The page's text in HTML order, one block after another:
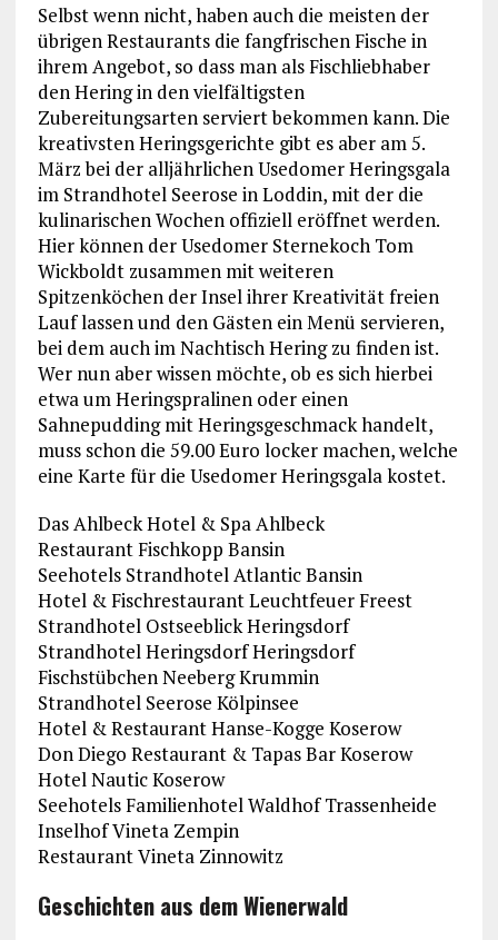
Selbst wenn nicht, haben auch die meisten der
übrigen Restaurants die fangfrischen Fische in
ihrem Angebot, so dass man als Fischliebhaber
den Hering in den vielfältigsten
Zubereitungsarten serviert bekommen kann. Die
kreativsten Heringsgerichte gibt es aber am 5.
März bei der alljährlichen Usedomer Heringsgala
im Strandhotel Seerose in Loddin, mit der die
kulinarischen Wochen offiziell eröffnet werden.
Hier können der Usedomer Sternekoch Tom
Wickboldt zusammen mit weiteren
Spitzenköchen der Insel ihrer Kreativität freien
Lauf lassen und den Gästen ein Menü servieren,
bei dem auch im Nachtisch Hering zu finden ist.
Wer nun aber wissen möchte, ob es sich hierbei
etwa um Heringspralinen oder einen
Sahnepudding mit Heringsgeschmack handelt,
muss schon die 59.00 Euro locker machen, welche
eine Karte für die Usedomer Heringsgala kostet.
Das Ahlbeck Hotel & Spa Ahlbeck
Restaurant Fischkopp Bansin
Seehotels Strandhotel Atlantic Bansin
Hotel & Fischrestaurant Leuchtfeuer Freest
Strandhotel Ostseeblick Heringsdorf
Strandhotel Heringsdorf Heringsdorf
Fischstübchen Neeberg Krummin
Strandhotel Seerose Kölpinsee
Hotel & Restaurant Hanse-Kogge Koserow
Don Diego Restaurant & Tapas Bar Koserow
Hotel Nautic Koserow
Seehotels Familienhotel Waldhof Trassenheide
Inselhof Vineta Zempin
Restaurant Vineta Zinnowitz
Geschichten aus dem Wienerwald